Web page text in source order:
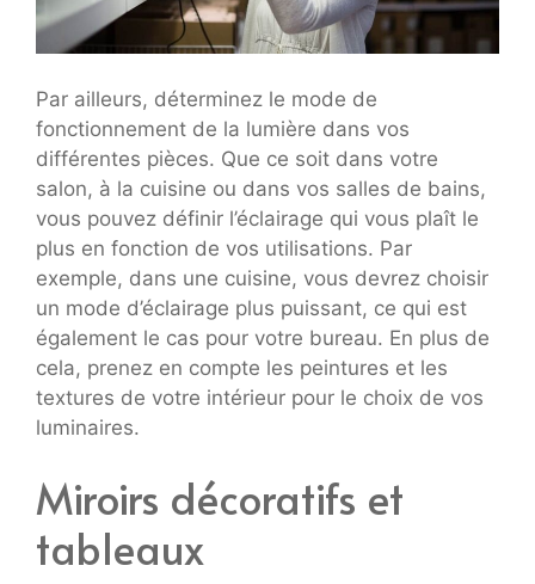
Par ailleurs, déterminez le mode de
fonctionnement de la lumière dans vos
différentes pièces. Que ce soit dans votre
salon, à la cuisine ou dans vos salles de bains,
vous pouvez définir l’éclairage qui vous plaît le
plus en fonction de vos utilisations. Par
exemple, dans une cuisine, vous devrez choisir
un mode d’éclairage plus puissant, ce qui est
également le cas pour votre bureau. En plus de
cela, prenez en compte les peintures et les
textures de votre intérieur pour le choix de vos
luminaires.
Miroirs décoratifs et
tableaux